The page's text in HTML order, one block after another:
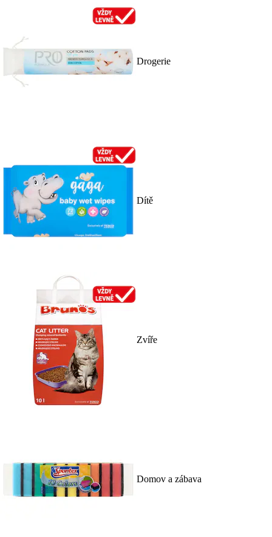
Drogerie
Dítě
Zvíře
Domov a zábava